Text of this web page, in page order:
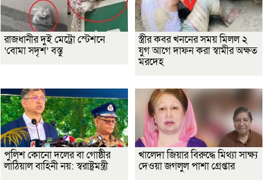
রাজধানীর দুই মেট্রো স্টেশনে
‘বোমা সদৃশ’ বস্তু
স্ত্রীর কবর খননের সময় মিলল ২
যুগ আগে দাফন করা স্বামীর অক্ষত
মরদেহ
পুলিশ কোনো দলের বা গোষ্ঠীর
লাঠিয়াল বাহিনী নয়: স্বরাষ্ট্রমন্ত্রী
খালেদা জিয়ার বিরুদ্ধে মিথ্যা সাক্ষ্য
দেওয়া জগলুল পাশা গ্রেপ্তার